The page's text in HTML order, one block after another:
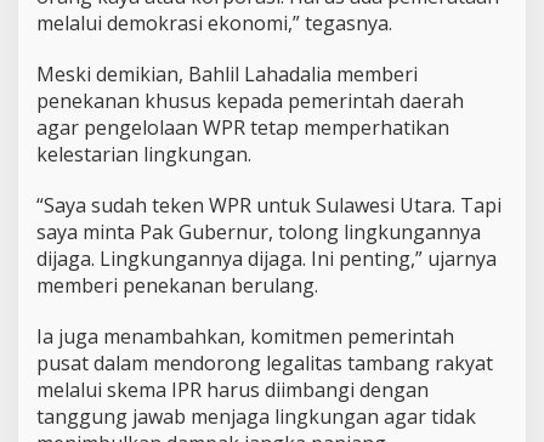
melalui demokrasi ekonomi,” tegasnya.
Meski demikian, Bahlil Lahadalia memberi
penekanan khusus kepada pemerintah daerah
agar pengelolaan WPR tetap memperhatikan
kelestarian lingkungan.
“Saya sudah teken WPR untuk Sulawesi Utara. Tapi
saya minta Pak Gubernur, tolong lingkungannya
dijaga. Lingkungannya dijaga. Ini penting,” ujarnya
memberi penekanan berulang.
Ia juga menambahkan, komitmen pemerintah
pusat dalam mendorong legalitas tambang rakyat
melalui skema IPR harus diimbangi dengan
tanggung jawab menjaga lingkungan agar tidak